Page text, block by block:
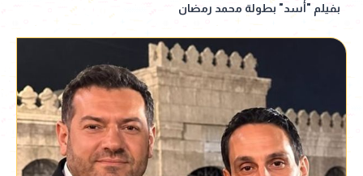
بفيلم "أسد" بطولة محمد رمضان